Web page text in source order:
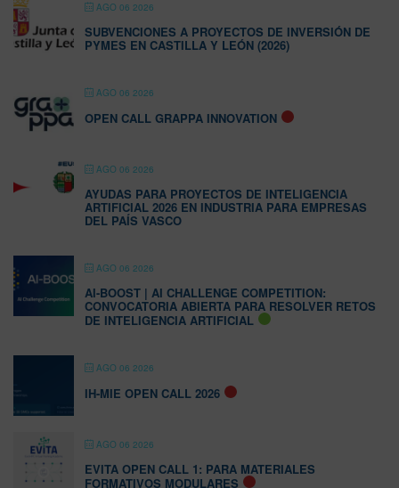
AGO 06 2026
SUBVENCIONES A PROYECTOS DE INVERSIÓN DE
PYMES EN CASTILLA Y LEÓN (2026)
AGO 06 2026
OPEN CALL GRAPPA INNOVATION
AGO 06 2026
AYUDAS PARA PROYECTOS DE INTELIGENCIA
ARTIFICIAL 2026 EN INDUSTRIA PARA EMPRESAS
DEL PAÍS VASCO
AGO 06 2026
AI-BOOST | AI CHALLENGE COMPETITION:
CONVOCATORIA ABIERTA PARA RESOLVER RETOS
DE INTELIGENCIA ARTIFICIAL
AGO 06 2026
IH-MIE OPEN CALL 2026
AGO 06 2026
EVITA OPEN CALL 1: PARA MATERIALES
FORMATIVOS MODULARES